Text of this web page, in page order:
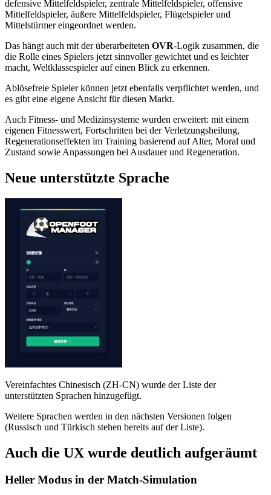
defensive Mittelfeldspieler, zentrale Mittelfeldspieler, offensive
Mittelfeldspieler, äußere Mittelfeldspieler, Flügelspieler und
Mittelstürmer eingeordnet werden.
Das hängt auch mit der überarbeiteten OVR-Logik zusammen, die
die Rolle eines Spielers jetzt sinnvoller gewichtet und es leichter
macht, Weltklassespieler auf einen Blick zu erkennen.
Ablösefreie Spieler können jetzt ebenfalls verpflichtet werden, und
es gibt eine eigene Ansicht für diesen Markt.
Auch Fitness- und Medizinsysteme wurden erweitert: mit einem
eigenen Fitnesswert, Fortschritten bei der Verletzungsheilung,
Regenerationseffekten im Training basierend auf Alter, Moral und
Zustand sowie Anpassungen bei Ausdauer und Regeneration.
Neue unterstützte Sprache
Vereinfachtes Chinesisch (ZH-CN) wurde der Liste der
unterstützten Sprachen hinzugefügt.
Weitere Sprachen werden in den nächsten Versionen folgen
(Russisch und Türkisch stehen bereits auf der Liste).
Auch die UX wurde deutlich aufgeräumt
Heller Modus in der Match-Simulation